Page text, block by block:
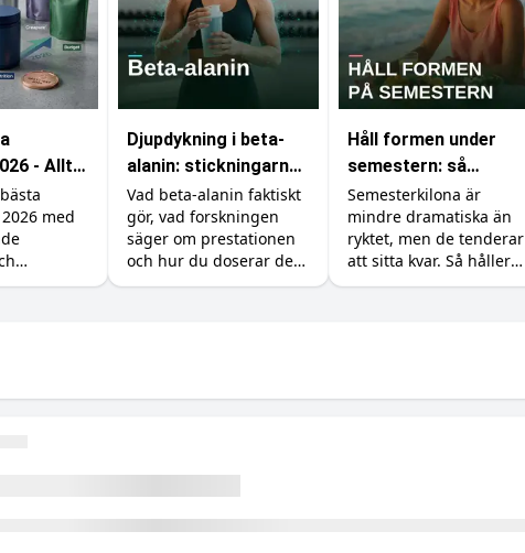
- Allt
veta
med
Djupdykning i beta-
alanin: stickningarna,
karnosinet och
effekten
Vad beta-alanin faktiskt
gör, vad forskningen
säger om prestationen
och hur du doserar det
rätt (inklusive varför du
Håll formen under
semestern: så
undviker du att lägga
på dig fett
Semesterkilona är
mindre dramatiska än
ryktet, men de tenderar
att sitta kvar. Så håller
du formen utan att